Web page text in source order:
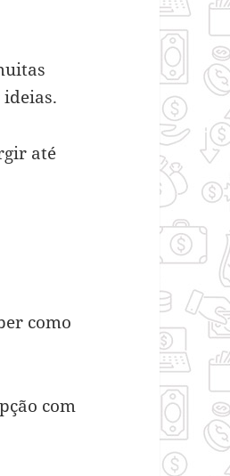
até
como
com